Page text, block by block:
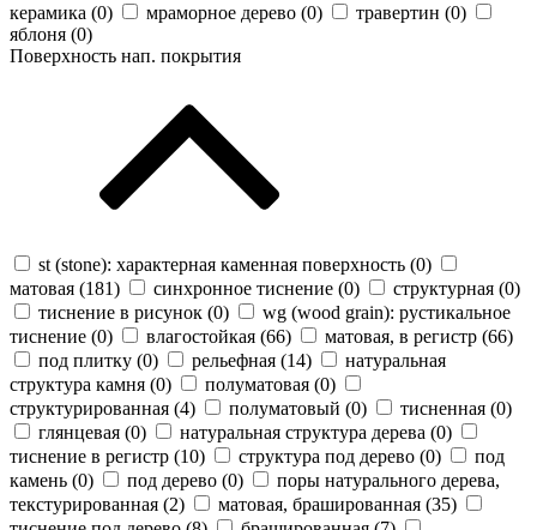
керамика (0) мраморное дерево (0) травертин (0)
яблоня (0)
Поверхность нап. покрытия
st (stone): характерная каменная поверхность (0)
матовая (181) синхронное тиснение (0) структурная (0)
тиснение в рисунок (0)
wg (wood grain): рустикальное
тиснение (0) влагостойкая (66) матовая, в регистр (66)
под плитку (0) рельефная (14)
натуральная
структура камня (0) полуматовая (0)
структурированная (4) полуматовый (0) тисненная (0)
глянцевая (0) натуральная структура дерева (0)
тиснение в регистр (10) структура под дерево (0)
под
камень (0) под дерево (0)
поры натурального дерева,
текстурированная (2) матовая, брашированная (35)